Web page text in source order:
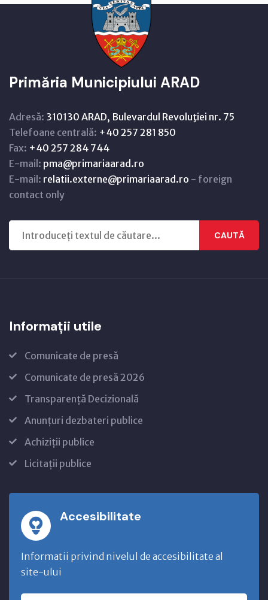
Primăria Municipiului ARAD
Adresă: 310130 ARAD, Bulevardul Revoluţiei nr. 75
Telefoane centrală: +40 257 281 850
Fax: +40 257 284 744
E-mail: pma@primariaarad.ro
E-mail: relatii.externe@primariaarad.ro - foreign
contact only
CAUTĂ
Informații utile
Comunicate de presă
Comunicate de presă 2026
Transparență Decizională
Anunțuri dezbateri publice
Achiziții publice
Licitații publice
Accesibilitate
Informatii privind nivelul de accesibilitate al
site-ului